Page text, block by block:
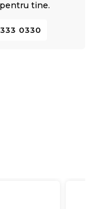
tine.
0330